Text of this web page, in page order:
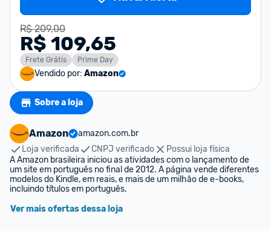
R$ 209,00
R$ 109,65
Frete Grátis Prime Day
Vendido por: Amazon
Sobre a loja
Amazon
amazon.com.br
Loja verificada
CNPJ verificado
Possui loja física
A Amazon brasileira iniciou as atividades com o lançamento de
um site em português no final de 2012. A página vende diferentes
modelos do Kindle, em reais, e mais de um milhão de e-books,
incluindo títulos em português.
Ver mais ofertas dessa loja